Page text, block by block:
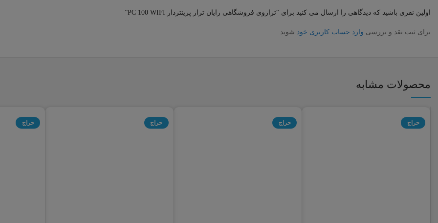
اولین نفری باشید که دیدگاهی را ارسال می کنید برای “ترازوی فروشگاهی رایان تراز پرینتردار PC 100 WIFI”
برای ثبت نقد و بررسی وارد حساب کاربری خود شوید.
محصولات مشابه
حراج حراج حراج حراج